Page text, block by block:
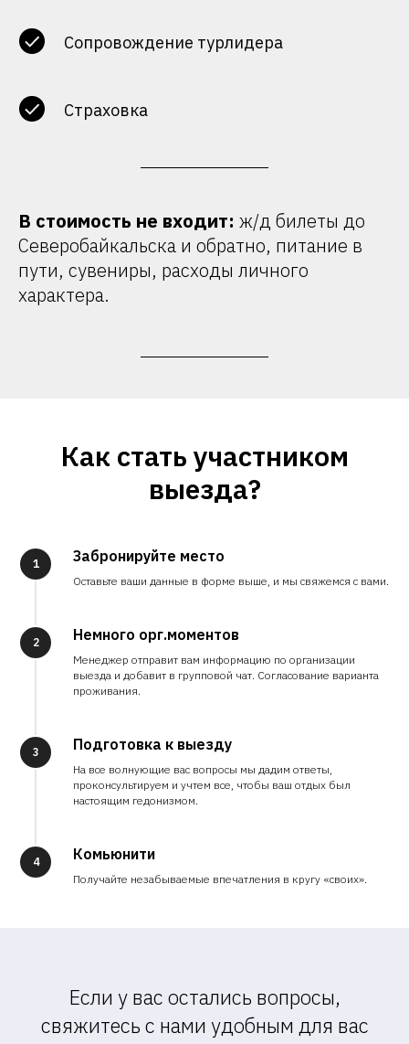
Сопровождение турлидера
Страховка
В стоимость не входит: ж/д билеты до
Северобайкальска и обратно, питание в
пути, сувениры, расходы личного
характера.
Как стать участником
выезда?
1 Забронируйте место
Оставьте ваши данные в форме выше, и мы свяжемся с вами.
2 Немного орг.моментов
Менеджер отправит вам информацию по организации
выезда и добавит в групповой чат. Согласование варианта
проживания.
3 Подготовка к выезду
На все волнующие вас вопросы мы дадим ответы,
проконсультируем и учтем все, чтобы ваш отдых был
настоящим гедонизмом.
4 Комьюнити
Получайте незабываемые впечатления в кругу «своих».
Если у вас остались вопросы,
свяжитесь с нами удобным для вас